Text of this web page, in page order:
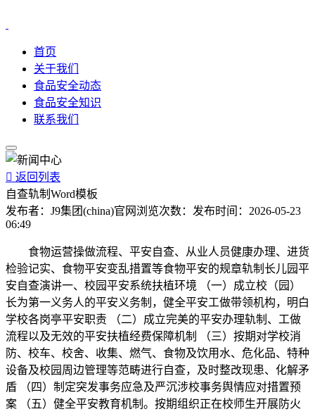
首页
关于我们
食品安全动态
食品安全知识
联系我们
 返回列表
自查轨制Word模板
发布者： J9集团(china)官网 浏览次数： 发布时间： 2026-05-23
06:49
食物运营操做流程、平安自查、从业人员健康办理、进货
检验记实、食物平安变乱措置等食物平安的规章轨制长儿园平
安自查演讲一、校园平安系统扶植环境 （一）成立校（园）
长为第一义务人的平安义务制，健全平安工做带领机构，明白
学校各岗亭平安职责 （二）成立完美的平安办理轨制、工做
流程以及无效的平安扶植经费保障机制 （三）按期对学校消
防、校车、校舍、收集、燃气、食物及饮用水、危化品、特种
设备及校园周边管理等范畴进行自查，及时整改现患、化解矛
盾 （四）制定突发事务应急及严沉涉校事务舆情应对措置预
案 （五）健全平安教育机制。按期组织正在校师生开展防火